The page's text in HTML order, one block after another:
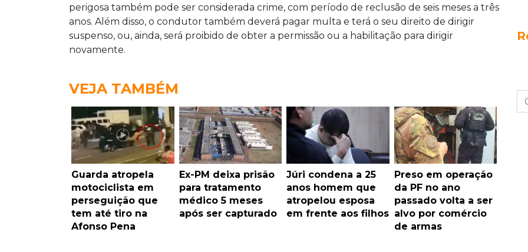
perigosa também pode ser considerada crime, com período de reclusão de seis meses a três
anos. Além disso, o condutor também deverá pagar multa e terá o seu direito de dirigir
suspenso, ou, ainda, será proibido de obter a permissão ou a habilitação para dirigir
novamente.
VEJA TAMBÉM
Guarda atropela
motociclista em
perseguição que
tem até tiro na
Afonso Pena
Ex-PM deixa prisão
para tratamento
médico 5 meses
após ser capturado
Júri condena a 25
anos homem que
atropelou esposa
em frente aos filhos
Preso em operação
da PF no ano
passado volta a ser
alvo por comércio
de armas